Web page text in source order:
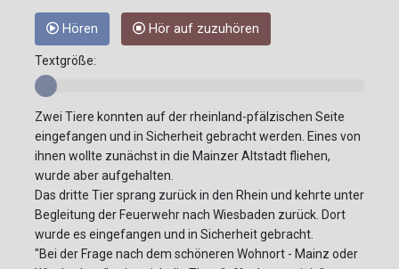
Hören Hör auf zuzuhören
Textgröße:
Zwei Tiere konnten auf der rheinland-pfälzischen Seite
eingefangen und in Sicherheit gebracht werden. Eines von
ihnen wollte zunächst in die Mainzer Altstadt fliehen,
wurde aber aufgehalten.
Das dritte Tier sprang zurück in den Rhein und kehrte unter
Begleitung der Feuerwehr nach Wiesbaden zurück. Dort
wurde es eingefangen und in Sicherheit gebracht.
"Bei der Frage nach dem schöneren Wohnort - Mainz oder